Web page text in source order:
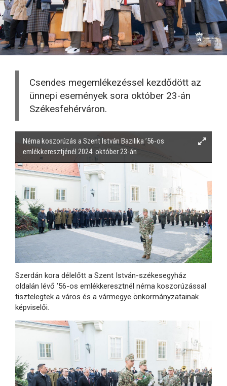
Csendes megemlékezéssel kezdődött az
ünnepi események sora október 23-án
Székesfehérváron.
Néma koszorúzás a Szent István Bazilika ’56-os
emlékkeresztjénél 2024. október 23-án
Szerdán kora délelőtt a Szent István-székesegyház
oldalán lévő ’56-os emlékkeresztnél néma koszorúzással
tisztelegtek a város és a vármegye önkormányzatainak
képviselői.